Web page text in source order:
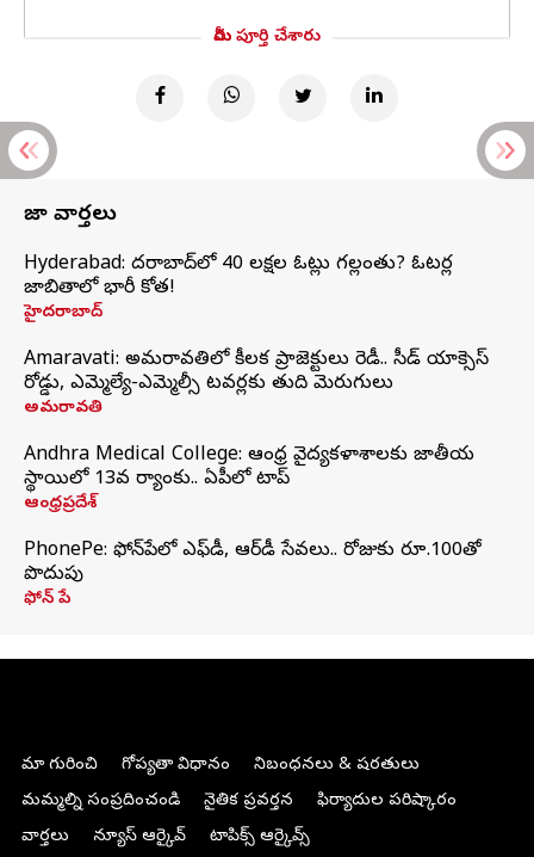
మీరు పూర్తి చేశారు
తాజా వార్తలు
Hyderabad: హైదరాబాద్‌లో 40 లక్షల ఓట్లు గల్లంతు? ఓటర్ల
జాబితాలో భారీ కోత!
హైదరాబాద్
Amaravati: అమరావతిలో కీలక ప్రాజెక్టులు రెడీ.. సీడ్‌ యాక్సెస్‌
రోడ్డు, ఎమ్మెల్యే-ఎమ్మెల్సీ టవర్లకు తుది మెరుగులు
అమరావతి
Andhra Medical College: ఆంధ్ర వైద్యకళాశాలకు జాతీయ
స్థాయిలో 13వ ర్యాంకు.. ఏపీలో టాప్
ఆంధ్రప్రదేశ్
PhonePe: ఫోన్‌పేలో ఎఫ్‌డీ, ఆర్‌డీ సేవలు.. రోజుకు రూ.100తో
పొదుపు
ఫోన్‌ పే
మా గురించి గోప్యతా విధానం
నిబంధనలు & షరతులు
మమ్మల్ని సంప్రదించండి
నైతిక ప్రవర్తన
ఫిర్యాదుల పరిష్కారం
వార్తలు
న్యూస్ ఆర్కైవ్ టాపిక్స్ ఆర్కైవ్స్